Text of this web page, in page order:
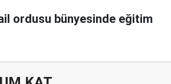
ordusu bünyesinde eğitim